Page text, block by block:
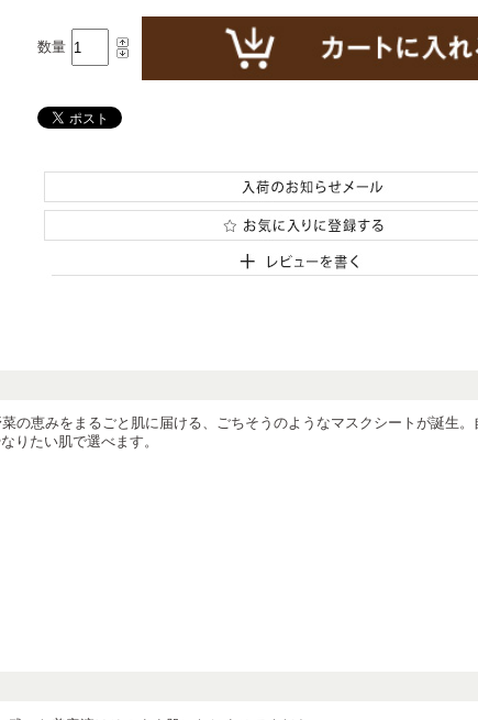
数量
の恵みをまるごと肌に届ける、ごちそうのようなマスクシートが誕生
りたい肌で選べます。